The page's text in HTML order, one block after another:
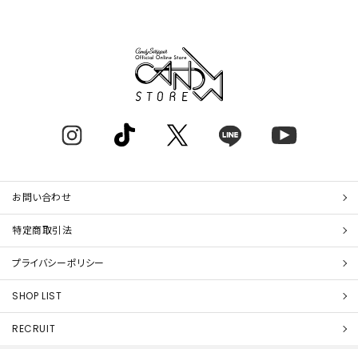
お問い合わせ
特定商取引法
プライバシーポリシー
SHOP LIST
RECRUIT